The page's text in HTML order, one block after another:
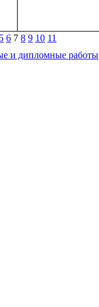
5 6 7 8 9 10 11
и дипломные работы